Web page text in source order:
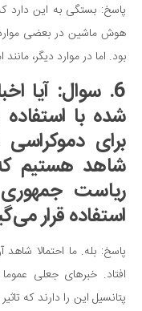
پاسخ: بستگی به این دارد
هوش ماشین در بعضی
بود. اما در موارد دیگر،
6. سوال: آیا
شده با
برای
شاهد هستیم
استفاده قرار
پاسخ: بله. ما احتمالا
افتاد. خبرهای جعلی
پتانسیل این را دارند که